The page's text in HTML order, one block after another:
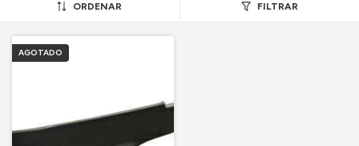
ORDENAR FILTRAR
AGOTADO